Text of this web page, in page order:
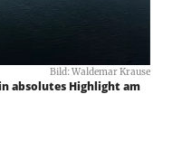
Bild: Waldemar Krause
absolutes Highlight am